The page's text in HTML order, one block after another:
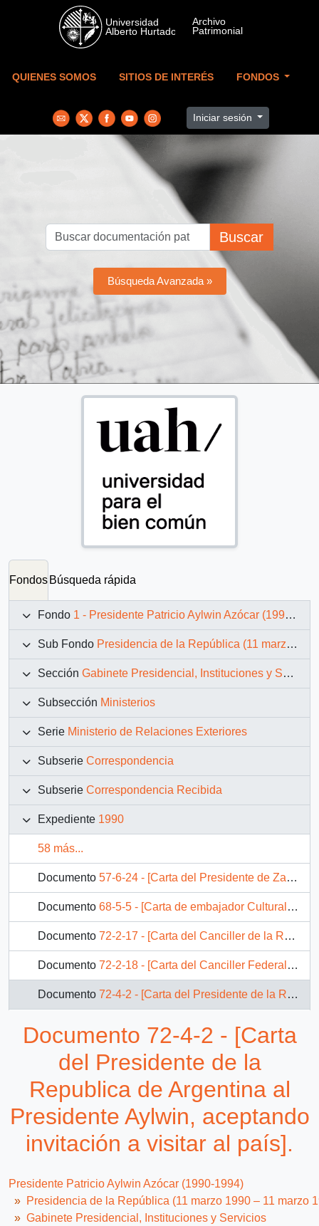
Skip to main content
QUIENES SOMOS SITIOS DE INTERÉS FONDOS
Iniciar sesión
Buscar
Búsqueda Avanzada »
Fondos Búsqueda rápida
Fondo 1 - Presidente Patricio Aylwin Azócar (1990-1994)
Sub Fondo Presidencia de la República (11 marzo 1990 – 11 marzo 1994)
Sección Gabinete Presidencial, Instituciones y Servicios
Subsección Ministerios
Serie Ministerio de Relaciones Exteriores
Subserie Correspondencia
Subserie Correspondencia Recibida
Expediente 1990
58 más...
Documento 57-6-24 - [Carta del Presidente de Zambia]
Documento 68-5-5 - [Carta de embajador Cultural de Chile al Presidente Aylwin, referene a visita del Rey España al pais].
Documento 72-2-17 - [Carta del Canciller de la Republica Federal Alemana al Presidente Aylwin].
Documento 72-2-18 - [Carta del Canciller Federal de la Republica de Alemania al Presidente Aylwin].
Documento 72-4-2 - [Carta del Presidente de la Republica de Argentina al Presidente Aylwin, aceptando invitación a visitar al país].
72-4-7 - [Carta del Primer Ministro de Australia al Presidente Aylwin, agradeciendo palabras de felicitaciones por asunción de mandato por cuarta vez].
Documento 72-13-14 - [Carta del rey del reino de Jordania con informe de la posición de su país frente a la guerra del Golfo].
Documento 90-10977 - [Adjunta carta del Primer Ministro de Australia]
Documento 38-2-55 - Reconocimiento Económico plantea Aylwin en el SELA
4 más...
Documento 72-4-2 - [Carta
del Presidente de la
Republica de Argentina al
Presidente Aylwin, aceptando
invitación a visitar al país].
Presidente Patricio Aylwin Azócar (1990-1994)
Presidencia de la República (11 marzo 1990 – 11 marzo
Gabinete Presidencial, Instituciones y Servicios